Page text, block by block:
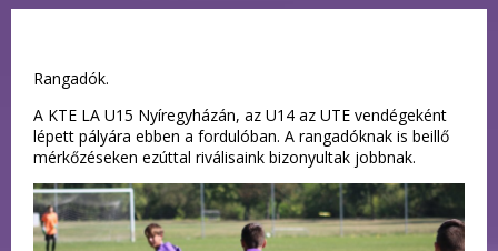
Rangadók.
A KTE LA U15 Nyíregyházán, az U14 az UTE vendégeként
lépett pályára ebben a fordulóban. A rangadóknak is beillő
mérkőzéseken ezúttal riválisaink bizonyultak jobbnak.